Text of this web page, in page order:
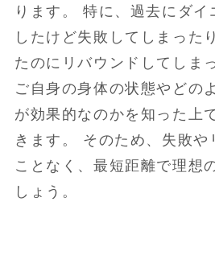
ります。 特に、過去にダイ
したけど失敗してしまった
たのにリバウンドしてしま
ご自身の身体の状態やどの
が効果的なのかを知った上
きます。 そのため、失敗や
ことなく、最短距離で理想
しょう。